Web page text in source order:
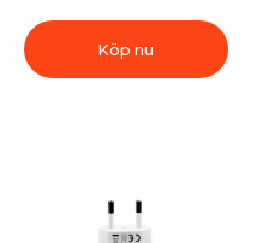
Köp nu